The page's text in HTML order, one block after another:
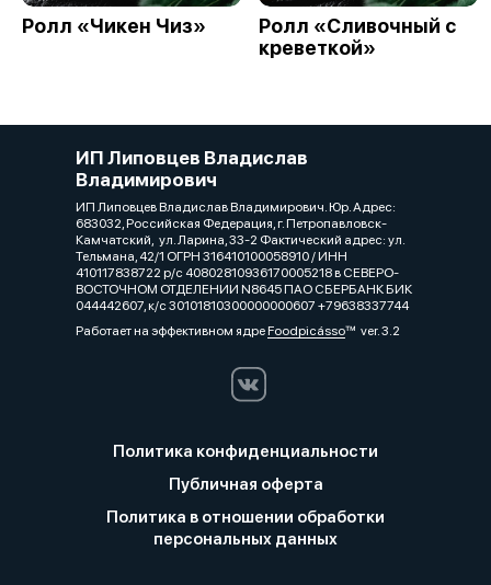
Ролл «Чикен Чиз»
Ролл «Сливочный с
креветкой»
ИП Липовцев Владислав
Владимирович
ИП Липовцев Владислав Владимирович. Юр. Адрес:
683032, Российская Федерация, г. Петропавловск-
Камчатский, ул. Ларина, 33-2 Фактический адрес: ул.
Тельмана, 42/1 ОГРН 316410100058910 / ИНН
410117838722 р/с 40802810936170005218 в СЕВЕРО-
ВОСТОЧНОМ ОТДЕЛЕНИИ N8645 ПАО СБЕРБАНК БИК
044442607, к/с 30101810300000000607 +79638337744
Работает на эффективном ядреFoodpicássover. 3.2
Политика конфиденциальности
Публичная оферта
Политика в отношении обработки
персональных данных